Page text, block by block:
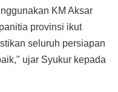
KM Aksar
provinsi ikut
seluruh persiapan
ujar Syukur kepada